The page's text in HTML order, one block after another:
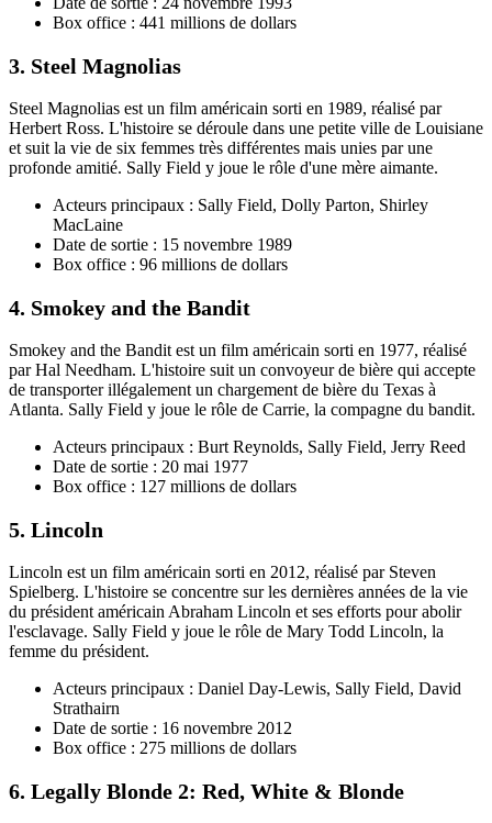
Box office : 441 millions de dollars
3. Steel Magnolias
Steel Magnolias est un film américain sorti en 1989, réalisé par
Herbert Ross. L'histoire se déroule dans une petite ville de Louisiane
et suit la vie de six femmes très différentes mais unies par une
profonde amitié. Sally Field y joue le rôle d'une mère aimante.
Acteurs principaux : Sally Field, Dolly Parton, Shirley
MacLaine
Date de sortie : 15 novembre 1989
Box office : 96 millions de dollars
4. Smokey and the Bandit
Smokey and the Bandit est un film américain sorti en 1977, réalisé
par Hal Needham. L'histoire suit un convoyeur de bière qui accepte
de transporter illégalement un chargement de bière du Texas à
Atlanta. Sally Field y joue le rôle de Carrie, la compagne du bandit.
Acteurs principaux : Burt Reynolds, Sally Field, Jerry Reed
Date de sortie : 20 mai 1977
Box office : 127 millions de dollars
5. Lincoln
Lincoln est un film américain sorti en 2012, réalisé par Steven
Spielberg. L'histoire se concentre sur les dernières années de la vie
du président américain Abraham Lincoln et ses efforts pour abolir
l'esclavage. Sally Field y joue le rôle de Mary Todd Lincoln, la
femme du président.
Acteurs principaux : Daniel Day-Lewis, Sally Field, David
Strathairn
Date de sortie : 16 novembre 2012
Box office : 275 millions de dollars
6. Legally Blonde 2: Red, White & Blonde